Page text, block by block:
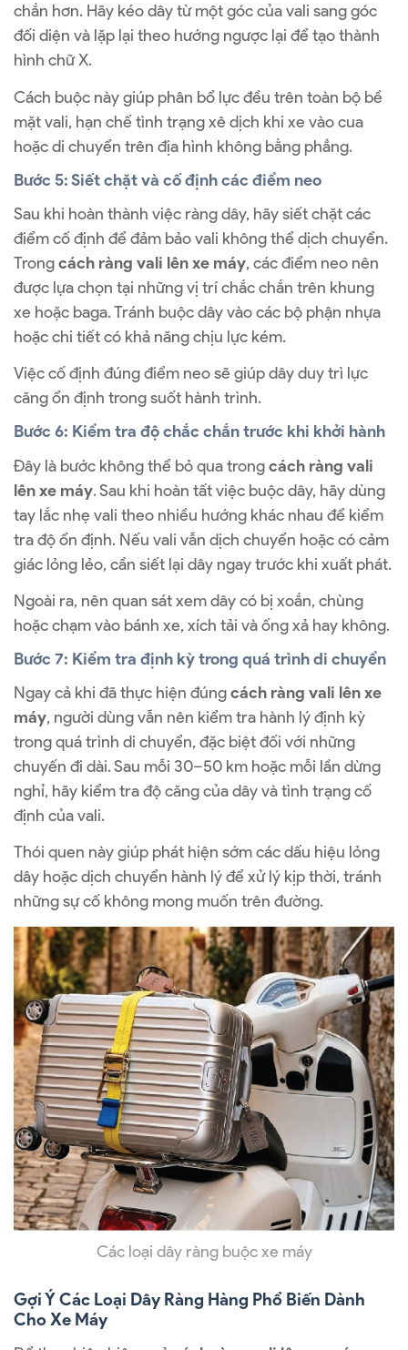
chắn hơn. Hãy kéo dây từ một góc của vali sang góc
đối diện và lặp lại theo hướng ngược lại để tạo thành
hình chữ X.
Cách buộc này giúp phân bổ lực đều trên toàn bộ bề
mặt vali, hạn chế tình trạng xê dịch khi xe vào cua
hoặc di chuyển trên địa hình không bằng phẳng.
Bước 5: Siết chặt và cố định các điểm neo
Sau khi hoàn thành việc ràng dây, hãy siết chặt các
điểm cố định để đảm bảo vali không thể dịch chuyển.
Trongcách ràng vali lên xe máy, các điểm neo nên
được lựa chọn tại những vị trí chắc chắn trên khung
xe hoặc baga. Tránh buộc dây vào các bộ phận nhựa
hoặc chi tiết có khả năng chịu lực kém.
Việc cố định đúng điểm neo sẽ giúp dây duy trì lực
căng ổn định trong suốt hành trình.
Bước 6: Kiểm tra độ chắc chắn trước khi khởi hành
Đây là bước không thể bỏ qua trongcách ràng vali
lên xe máy. Sau khi hoàn tất việc buộc dây, hãy dùng
tay lắc nhẹ vali theo nhiều hướng khác nhau để kiểm
tra độ ổn định. Nếu vali vẫn dịch chuyển hoặc có cảm
giác lỏng lẻo, cần siết lại dây ngay trước khi xuất phát.
Ngoài ra, nên quan sát xem dây có bị xoắn, chùng
hoặc chạm vào bánh xe, xích tải và ống xả hay không.
Bước 7: Kiểm tra định kỳ trong quá trình di chuyển
Ngay cả khi đã thực hiện đúngcách ràng vali lên xe
máy, người dùng vẫn nên kiểm tra hành lý định kỳ
trong quá trình di chuyển, đặc biệt đối với những
chuyến đi dài. Sau mỗi 30–50 km hoặc mỗi lần dừng
nghỉ, hãy kiểm tra độ căng của dây và tình trạng cố
định của vali.
Thói quen này giúp phát hiện sớm các dấu hiệu lỏng
dây hoặc dịch chuyển hành lý để xử lý kịp thời, tránh
những sự cố không mong muốn trên đường.
Các loại dây ràng buộc xe máy
Gợi Ý Các Loại Dây Ràng Hàng Phổ Biến Dành
Cho Xe Máy